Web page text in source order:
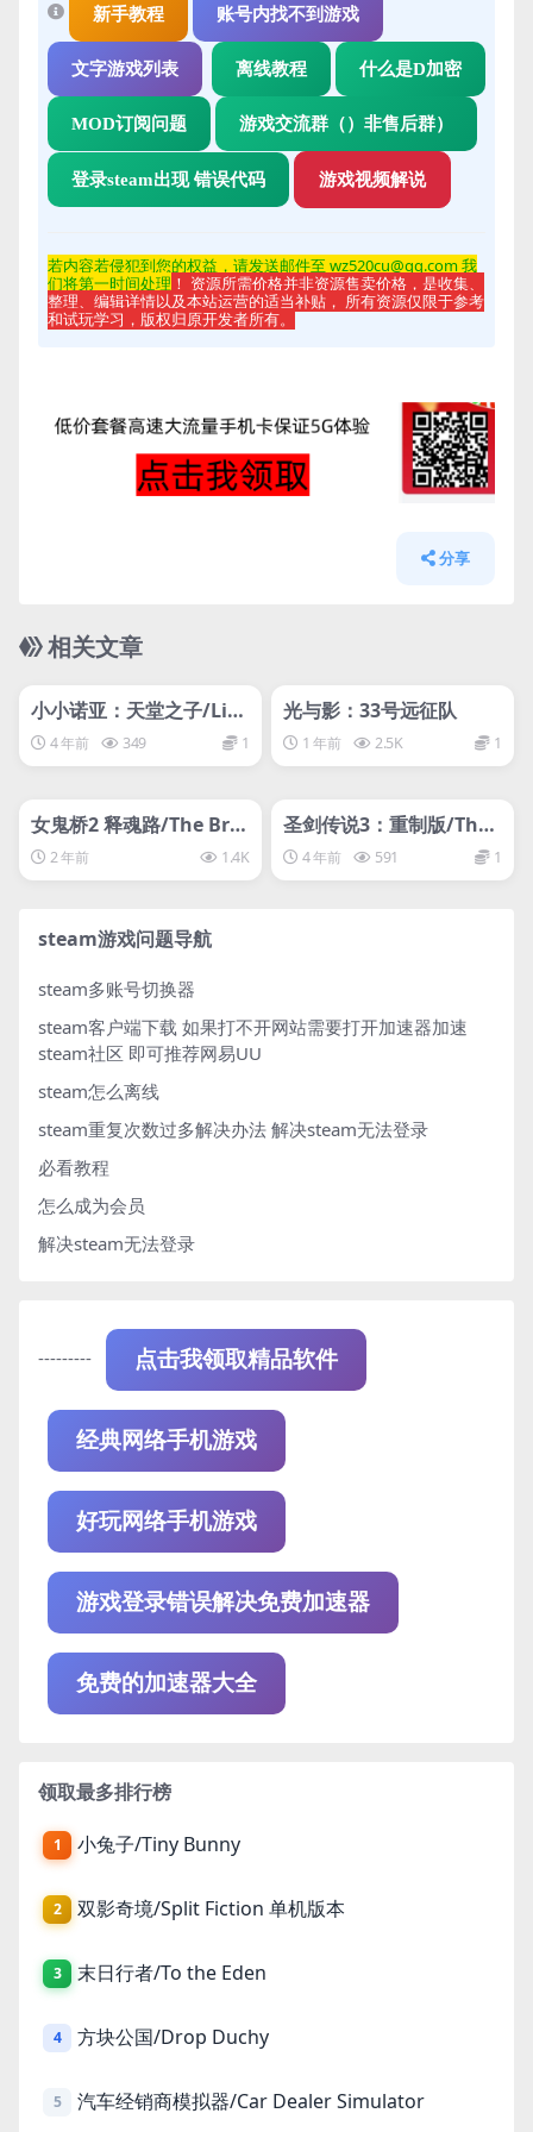
新手教程 账号内找不到游戏
文字游戏列表 离线教程 什么是D加密
MOD订阅问题 游戏交流群（）非售后群）
登录steam出现 错误代码 游戏视频解说
若内容若侵犯到您的权益，请发送邮件至 wz520cu@qq.com 我
们将第一时间处理 ！ 资源所需价格并非资源售卖价格，是收集、
整理、编辑详情以及本站运营的适当补贴， 所有资源仅限于参考
和试玩学习，版权归原开发者所有。
分享
相关文章
svip专属
小小诺亚：天堂之子/Littl
e Noah: Scion of Parad
ise
4 年前 349 1
svip专属
光与影：33号远征队
1 年前 2.5K 1
svip专属
女鬼桥2 释魂路/The Brid
ge Curse 2: The Extrica
tion女鬼桥二（
2 年前 1.4K
svip专属
圣剑传说3：重制版/The
Holy Sword 3圣剑传说
2：重制版/The Holy Sw
4 年前 591 1
steam游戏问题导航
steam多账号切换器
steam客户端下载 如果打不开网站需要打开加速器加速
steam社区 即可推荐网易UU
steam怎么离线
steam重复次数过多解决办法 解决steam无法登录
必看教程
怎么成为会员
解决steam无法登录
--------- 点击我领取精品软件
经典网络手机游戏
好玩网络手机游戏
游戏登录错误解决免费加速器
免费的加速器大全
领取最多排行榜
1 小兔子/Tiny Bunny
2 双影奇境/Split Fiction 单机版本
3 末日行者/To the Eden
4 方块公国/Drop Duchy
5 汽车经销商模拟器/Car Dealer Simulator